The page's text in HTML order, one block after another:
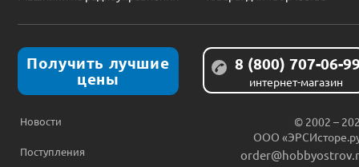
Получить лучшие
цены
8 (800) 707-06-
интернет-магазин
Новости
Поступления
© 2002 –
ООО